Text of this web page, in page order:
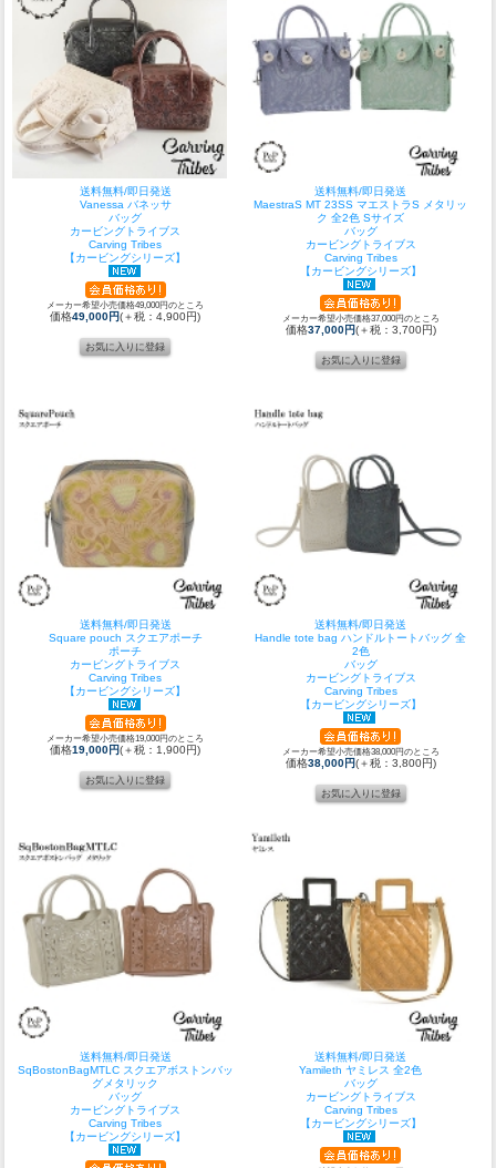
送料無料/即日発送
Vanessa バネッサ
バッグ
カービングトライブス
Carving Tribes
【カービングシリーズ】
メーカー希望小売価格49,000円のところ
価格49,000円(＋税：4,900円)
送料無料/即日発送
MaestraS MT 23SS マエストラS メタリッ
ク 全2色 Sサイズ
バッグ
カービングトライブス
Carving Tribes
【カービングシリーズ】
メーカー希望小売価格37,000円のところ
価格37,000円(＋税：3,700円)
送料無料/即日発送
Square pouch スクエアポーチ
ポーチ
カービングトライブス
Carving Tribes
【カービングシリーズ】
メーカー希望小売価格19,000円のところ
価格19,000円(＋税：1,900円)
送料無料/即日発送
Handle tote bag ハンドルトートバッグ 全
2色
バッグ
カービングトライブス
Carving Tribes
【カービングシリーズ】
メーカー希望小売価格38,000円のところ
価格38,000円(＋税：3,800円)
送料無料/即日発送
SqBostonBagMTLC スクエアボストンバッ
グメタリック
バッグ
カービングトライブス
Carving Tribes
【カービングシリーズ】
送料無料/即日発送
Yamileth ヤミレス 全2色
バッグ
カービングトライブス
Carving Tribes
【カービングシリーズ】